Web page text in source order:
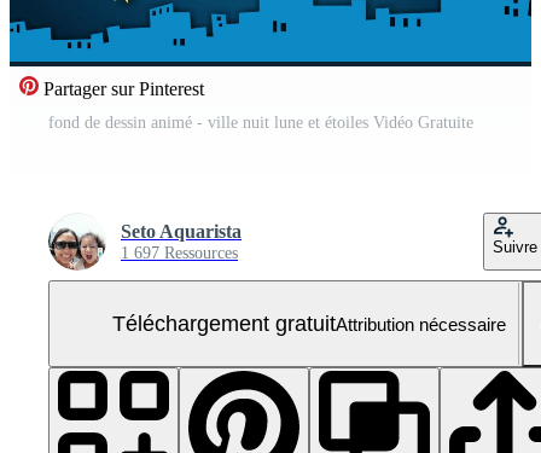
Partager sur Pinterest
fond de dessin animé - ville nuit lune et étoiles Vidéo Gratuite
Seto Aquarista
1 697 Ressources Suivre
Téléchargement gratuitAttribution nécessaire